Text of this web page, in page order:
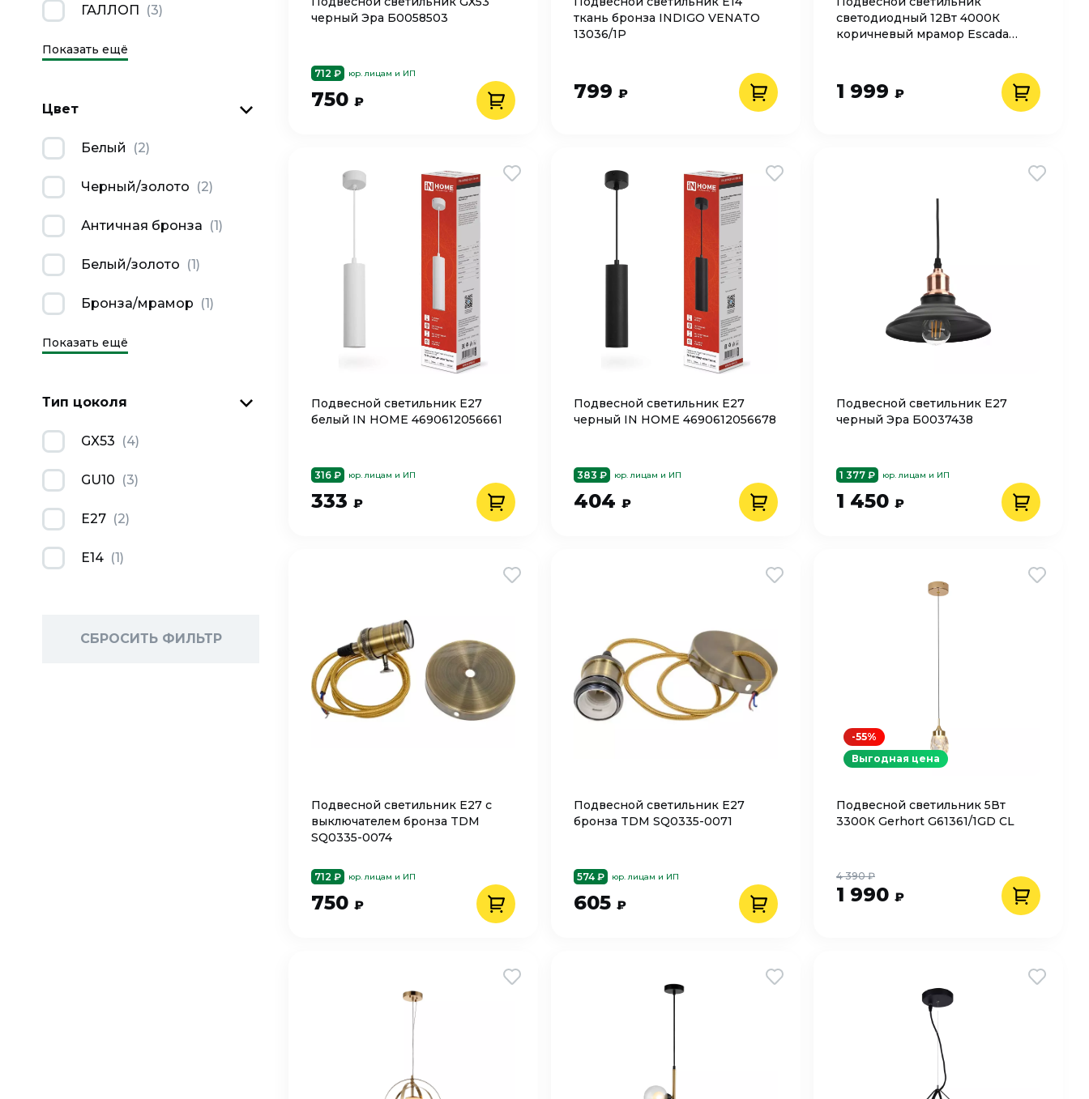
ГАЛЛОП (3)
Показать ещё
Цвет
Белый (2)
Черный/золото (2)
Античная бронза (1)
Белый/золото (1)
Бронза/мрамор (1)
Показать ещё
Тип цоколя
GX53 (4)
GU10 (3)
Е27 (2)
E14 (1)
СБРОСИТЬ ФИЛЬТР
черный Эра Б0058503
712 ₽ юр. лицам и ИП
750 ₽
ткань бронза INDIGO VENATO
13036/1P
799 ₽
светодиодный 12Вт 4000К
коричневый мрамор Escada
1 999 ₽
Подвесной светильник Е27
белый IN HOME 4690612056661
316 ₽ юр. лицам и ИП
333 ₽
Подвесной светильник Е27
черный IN HOME 4690612056678
383 ₽ юр. лицам и ИП
404 ₽
Подвесной светильник Е27
черный Эра Б0037438
1 377 ₽ юр. лицам и ИП
1 450 ₽
Подвесной светильник Е27 с
выключателем бронза TDM
SQ0335-0074
712 ₽ юр. лицам и ИП
750 ₽
Подвесной светильник Е27
бронза TDM SQ0335-0071
574 ₽ юр. лицам и ИП
605 ₽
Подвесной светильник 5Вт
3300К Gerhort G61361/1GD CL
1 990 ₽
4 390 ₽
-55%
Выгодная цена